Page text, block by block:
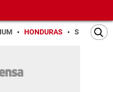
HONDURAS SAN PEDRO